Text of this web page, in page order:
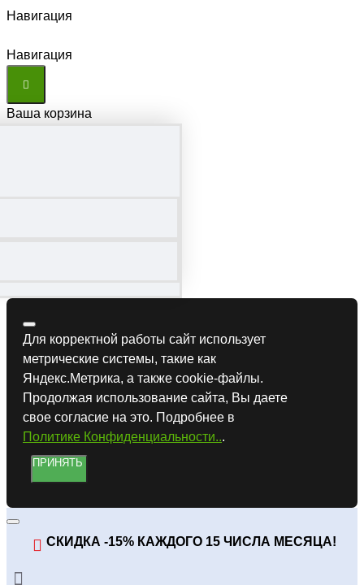
Навигация
Навигация
Ваша корзина
Для корректной работы сайт использует
метрические системы, такие как
Яндекс.Метрика, а также cookie-файлы.
Продолжая использование сайта, Вы даете
свое согласие на это. Подробнее в
Политике Конфиденциальности...
ПРИНЯТЬ
СКИДКА -15% КАЖДОГО 15 ЧИСЛА МЕСЯЦА!